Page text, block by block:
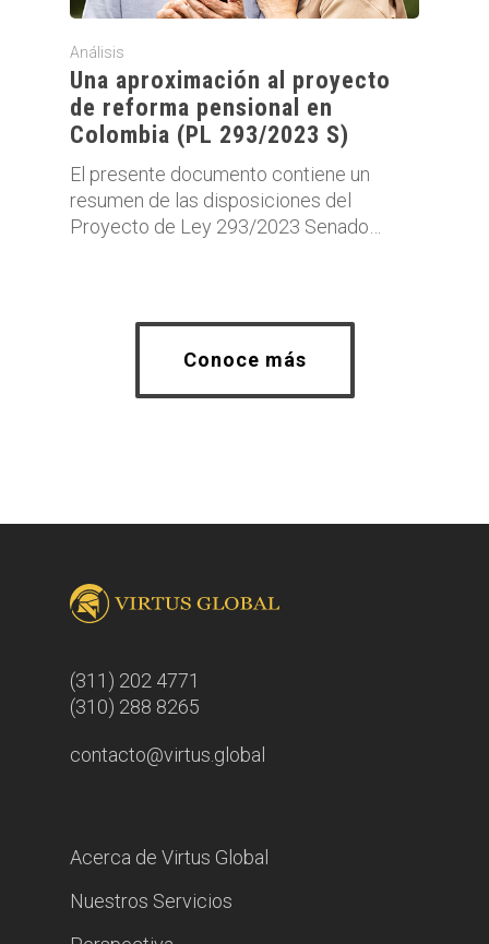
Análisis
Una aproximación al proyecto
de reforma pensional en
Colombia (PL 293/2023 S)
El presente documento contiene un
resumen de las disposiciones del
Proyecto de Ley 293/2023 Senado…
Conoce más
(311) 202 4771
(310) 288 8265
contacto@virtus.global
Acerca de Virtus Global
Nuestros Servicios